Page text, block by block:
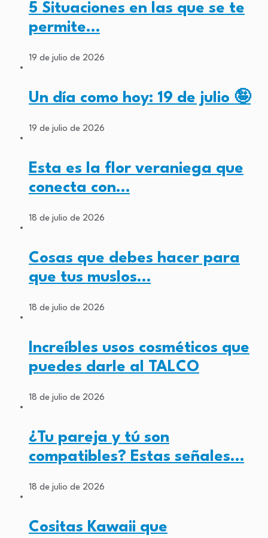
5 Situaciones en las que se te
permite…
19 de julio de 2026
Un día como hoy: 19 de julio 🤪
19 de julio de 2026
Esta es la flor veraniega que
conecta con…
18 de julio de 2026
Cosas que debes hacer para
que tus muslos…
18 de julio de 2026
Increíbles usos cosméticos que
puedes darle al TALCO
18 de julio de 2026
¿Tu pareja y tú son
compatibles? Estas señales…
18 de julio de 2026
Cositas Kawaii que